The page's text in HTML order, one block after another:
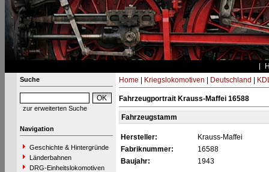
Suche
zur erweiterten Suche
Navigation
Geschichte & Hintergründe
Länderbahnen
DRG-Einheitslokomotiven
Home Kriegslokomotiven Deutschland
Fahrzeugportrait Krauss-Maffei 16588
Fahrzeugstamm
Hersteller:
Krauss-Maffei
Fabriknummer:
16588
Baujahr:
1943